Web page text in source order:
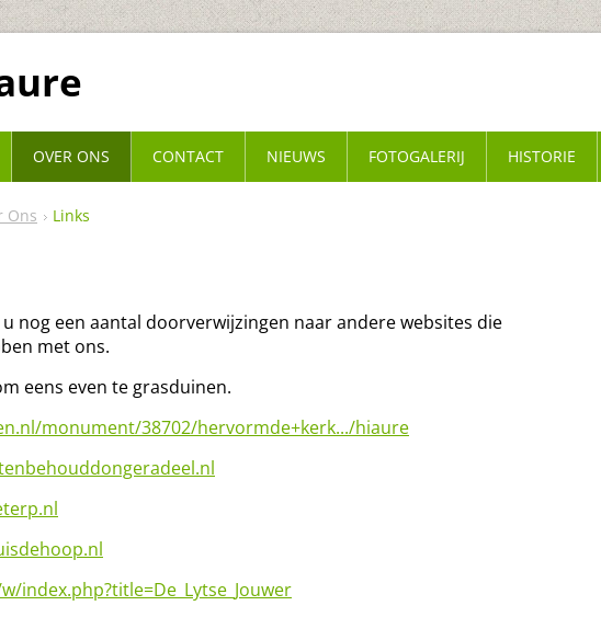
Ons Links
nog een aantal doorverwijzingen naar andere websites die
met ons.
eens even te grasduinen.
monument/38702/hervormde+kerk.../hiaure
index.php?title=De_Lytse_Jouwer
OVER ONS CONTACT NIEUWS FOTOGALERIJ HISTORIE